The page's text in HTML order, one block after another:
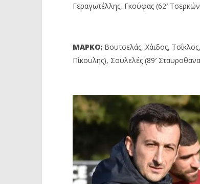
Γεραγωτέλλης, Γκούφας (62′
ΜΑΡΚΟ:Βουτσελάς, Χάιδος,
Πίκουλης), Σουλελές (89′